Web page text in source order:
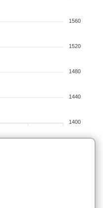
1560
1520
1480
1440
1400